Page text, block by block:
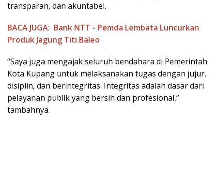
transparan, dan akuntabel.
BACA JUGA: Bank NTT - Pemda Lembata Luncurkan
Produk Jagung Titi Baleo
“Saya juga mengajak seluruh bendahara di Pemerintah
Kota Kupang untuk melaksanakan tugas dengan jujur,
disiplin, dan berintegritas. Integritas adalah dasar dari
pelayanan publik yang bersih dan profesional,”
tambahnya.